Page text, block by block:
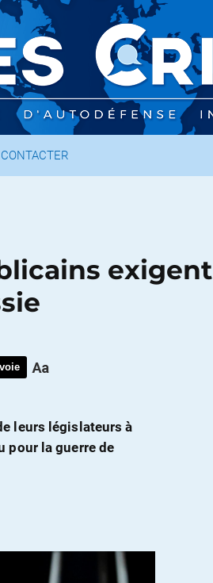
exigent
leurs législateurs à
pour la guerre de